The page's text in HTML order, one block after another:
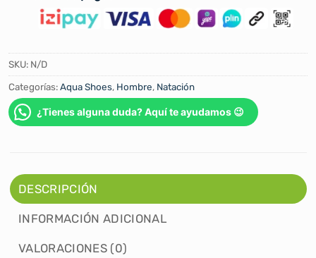
SKU: N/D
Categorías:Aqua Shoes, Hombre, Natación
¿Tienes alguna duda? Aquí te ayudamos 😉
DESCRIPCIÓN
INFORMACIÓN ADICIONAL
VALORACIONES (0)